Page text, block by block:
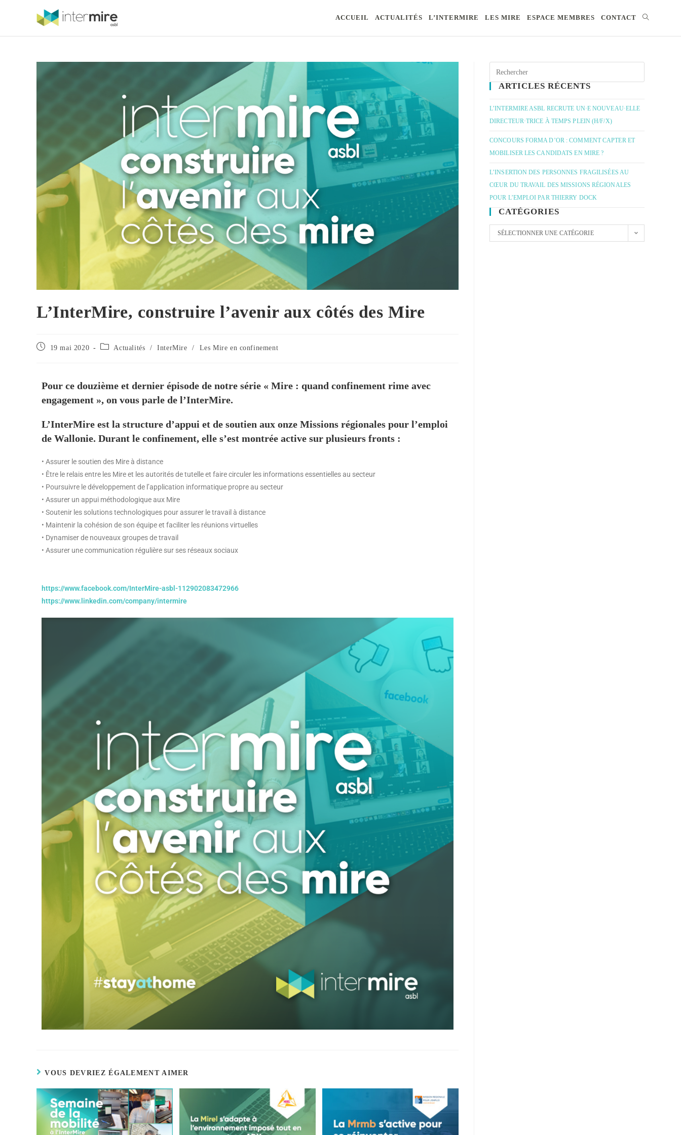
ACCUEIL ACTUALITÉS L’INTERMIRE LES MIRE ESPACE MEMBRES CONTACT
L’InterMire, construire l’avenir aux côtés des Mire
19 mai 2020 Actualités / InterMire / Les Mire en confinement
Pour ce douzième et dernier épisode de notre série « Mire : quand confinement rime avec
engagement », on vous parle de l’InterMire.
L’InterMire est la structure d’appui et de soutien aux onze Missions régionales pour l’emploi
de Wallonie. Durant le confinement, elle s’est montrée active sur plusieurs fronts :
• Assurer le soutien des Mire à distance
• Être le relais entre les Mire et les autorités de tutelle et faire circuler les informations essentielles au secteur
• Poursuivre le développement de l’application informatique propre au secteur
• Assurer un appui méthodologique aux Mire
• Soutenir les solutions technologiques pour assurer le travail à distance
• Maintenir la cohésion de son équipe et faciliter les réunions virtuelles
• Dynamiser de nouveaux groupes de travail
• Assurer une communication régulière sur ses réseaux sociaux
https://www.facebook.com/InterMire-asbl-112902083472966
https://www.linkedin.com/company/intermire
VOUS DEVRIEZ ÉGALEMENT AIMER
ARTICLES RÉCENTS
L’INTERMIRE ASBL RECRUTE UN·E NOUVEAU·ELLE
DIRECTEUR·TRICE À TEMPS PLEIN (H/F/X)
CONCOURS FORMA D’OR : COMMENT CAPTER ET
MOBILISER LES CANDIDATS EN MIRE ?
L’INSERTION DES PERSONNES FRAGILISÉES AU
CŒUR DU TRAVAIL DES MISSIONS RÉGIONALES
POUR L’EMPLOI PAR THIERRY DOCK
CATÉGORIES
SÉLECTIONNER UNE CATÉGORIE